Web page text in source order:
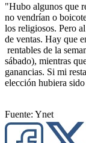
"Hubo algunos que
no vendrían o
los religiosos. Pero
de ventas. Hay que
rentables de la
sábado), mientras
ganancias. Si mi
elección hubiera
Fuente: Ynet